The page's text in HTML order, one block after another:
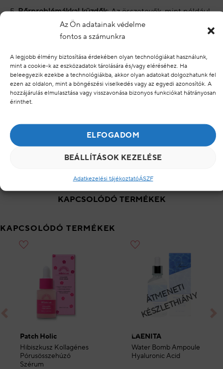
Az Ön adatainak védelme
fontos a számunkra
A legjobb élmény biztosítása érdekében olyan technológiákat használunk,
mint a cookie-k az eszközadatok tárolására és/vagy eléréséhez. Ha
beleegyezik ezekbe a technológiákba, akkor olyan adatokat dolgozhatunk fel
ezen az oldalon, mint a böngészési viselkedés vagy az egyedi azonosítók. A
hozzájárulás elmulasztása vagy visszavonása bizonyos funkciókat hátrányosan
érinthet.
ELFOGADOM
BEÁLLÍTÁSOK KEZELÉSE
Adatkezelési tájékoztatóÁSZF
Bőrproblémákkal küzdők: Az összetevők, mint például
a madecassoside és a dipotassium glycyrrhizate,
támogathatják a bőr regenerálódását és csökkenthetik
Növényi kivonatokat kedvelők: Az összetevők között
több növényi kivonat is található, ami természetes
megoldásokat keresők számára vonzó lehet.
ÉRTÉKELÉSEK
KAPCSOLÓDÓ TERMÉKEK
KAPCSOLÓDÓ TERMÉKEK
kedvencekhez
Patch Holic
Hibiszkusz Kollagénes
Pórusösszehúzó
Szérum
Á
T
M
E
N
E
TI
K
É
S
Z
L
E
T
HI
Á
N
Y
kedvencekhez
LAENITA
Water Bomb Ampoule
Hyaluronic Acid